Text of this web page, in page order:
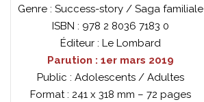
Genre : Success-story / Saga familiale
ISBN : 978 2 8036 7183 0
Éditeur : Le Lombard
Parution : 1er mars 2019
Public : Adolescents / Adultes
Format : 241 x 318 mm – 72 pages